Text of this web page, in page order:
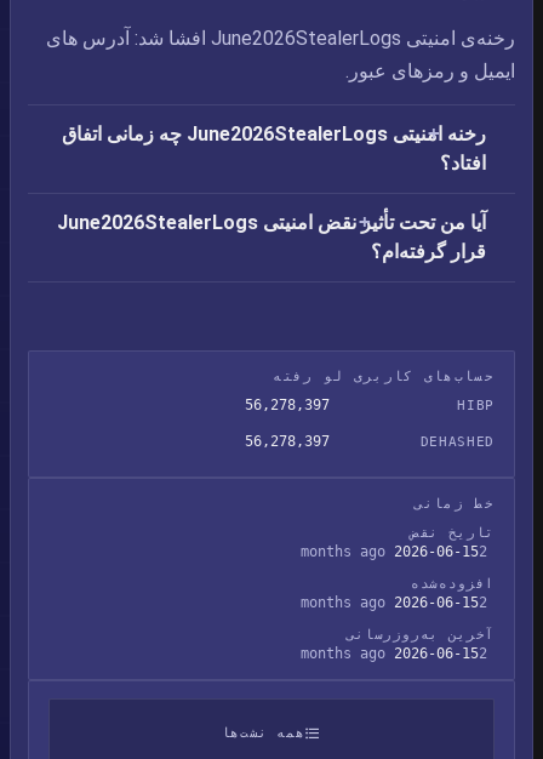
رخنه‌ی امنیتی June2026StealerLogs افشا شد: آدرس های
ایمیل و رمزهای عبور.
رخنه امنیتی June2026StealerLogs چه زمانی اتفاق
افتاد؟
آیا من تحت تأثیر نقض امنیتی June2026StealerLogs
قرار گرفته‌ام؟
حساب‌های کاربری لو رفته
HIBP
56,278,397
DEHASHED
56,278,397
خط زمانی
تاریخ نقض
2026-06-15
افزوده‌شده
2026-06-15
آخرین به‌روزرسانی
2026-06-15
همه نشت‌ها